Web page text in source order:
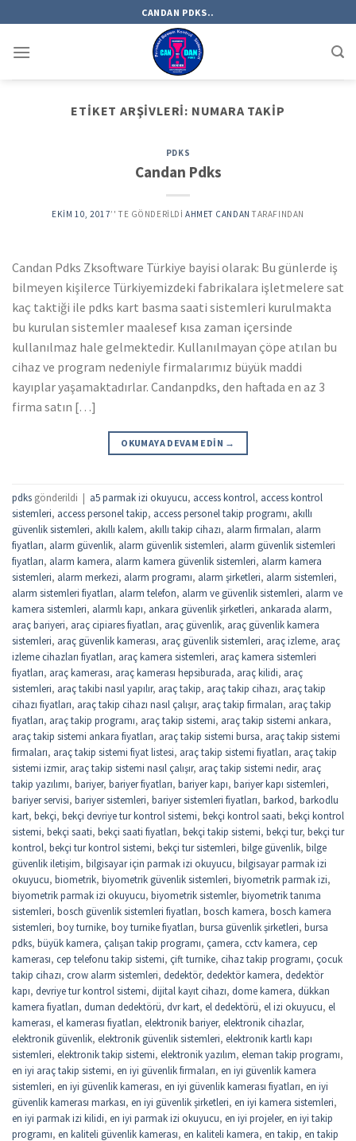
to
content
CANDAN PDKS..
ETIKET ARŞIVLERI: NUMARA TAKIP
PDKS
Candan Pdks
EKIM 10, 2017’' TE GÖNDERILDI AHMET CANDAN TARAFINDAN
Candan Pdks Zksoftware Türkiye bayisi olarak: Bu günlerde iş
bilmeyen kişilerce Türkiyemizdeki fabrikalara işletmelere sat
kaç taktiği ile pdks kart basma saati sistemleri kurulmakta
bu kurulan sistemler maalesef kısa zaman içersinde
kullanılmaz hale gelmektedir. Kullanılmayan çöpe atılan bu
cihaz ve program nedeniyle firmalarımız büyük maddi
kayıplar yaşamaktadırlar. Candanpdks, den haftada en az 3
firma satın […]
OKUMAYA DEVAM EDIN →
pdks gönderildi | a5 parmak izi okuyucu, access kontrol, access kontrol
sistemleri, access personel takip, access personel takip programı, akıllı
güvenlik sistemleri, akıllı kalem, akıllı takip cihazı, alarm firmaları, alarm
fiyatları, alarm güvenlik, alarm güvenlik sistemleri, alarm güvenlik sistemleri
fiyatları, alarm kamera, alarm kamera güvenlik sistemleri, alarm kamera
sistemleri, alarm merkezi, alarm programı, alarm şirketleri, alarm sistemleri,
alarm sistemleri fiyatları, alarm telefon, alarm ve güvenlik sistemleri, alarm ve
kamera sistemleri, alarmlı kapı, ankara güvenlik şirketleri, ankarada alarm,
araç bariyeri, araç cipiares fiyatları, araç güvenlik, araç güvenlik kamera
sistemleri, araç güvenlik kamerası, araç güvenlik sistemleri, araç izleme, araç
izleme cihazları fiyatları, araç kamera sistemleri, araç kamera sistemleri
fiyatları, araç kamerası, araç kamerası hepsiburada, araç kilidi, araç
sistemleri, araç takibi nasıl yapılır, araç takip, araç takip cihazı, araç takip
cihazı fiyatları, araç takip cihazı nasıl çalışır, araç takip firmaları, araç takip
fiyatları, araç takip programı, araç takip sistemi, araç takip sistemi ankara,
araç takip sistemi ankara fiyatları, araç takip sistemi bursa, araç takip sistemi
firmaları, araç takip sistemi fiyat listesi, araç takip sistemi fiyatları, araç takip
sistemi izmir, araç takip sistemi nasıl çalışır, araç takip sistemi nedir, araç
takip yazılımı, bariyer, bariyer fiyatları, bariyer kapı, bariyer kapı sistemleri,
bariyer servisi, bariyer sistemleri, bariyer sistemleri fiyatları, barkod, barkodlu
kart, bekçi, bekçi devriye tur kontrol sistemi, bekçi kontrol saati, bekçi kontrol
sistemi, bekçi saati, bekçi saati fiyatları, bekçi takip sistemi, bekçi tur, bekçi tur
kontrol, bekçi tur kontrol sistemi, bekçi tur sistemleri, bilge güvenlik, bilge
güvenlik iletişim, bilgisayar için parmak izi okuyucu, bilgisayar parmak izi
okuyucu, biometrik, biyometrik güvenlik sistemleri, biyometrik parmak izi,
biyometrik parmak izi okuyucu, biyometrik sistemler, biyometrik tanıma
sistemleri, bosch güvenlik sistemleri fiyatları, bosch kamera, bosch kamera
sistemleri, boy turnike, boy turnike fiyatları, bursa güvenlik şirketleri, bursa
pdks, büyük kamera, çalışan takip programı, çamera, cctv kamera, cep
kamerası, cep telefonu takip sistemi, çift turnike, cihaz takip programı, çocuk
takip cihazı, crow alarm sistemleri, dedektör, dedektör kamera, dedektör
kapı, devriye tur kontrol sistemi, dijital kayıt cihazı, dome kamera, dükkan
kamera fiyatları, duman dedektörü, dvr kart, el dedektörü, el izi okuyucu, el
kamerası, el kamerası fiyatları, elektronik bariyer, elektronik cihazlar,
elektronik güvenlik, elektronik güvenlik sistemleri, elektronik kartlı kapı
sistemleri, elektronik takip sistemi, elektronik yazılım, eleman takip programı,
en iyi araç takip sistemi, en iyi güvenlik firmaları, en iyi güvenlik kamera
sistemleri, en iyi güvenlik kamerası, en iyi güvenlik kamerası fiyatları, en iyi
güvenlik kamerası markası, en iyi güvenlik şirketleri, en iyi kamera sistemleri,
en iyi parmak izi kilidi, en iyi parmak izi okuyucu, en iyi projeler, en iyi takip
programı, en kaliteli güvenlik kamerası, en kaliteli kamera, en takip, en takip